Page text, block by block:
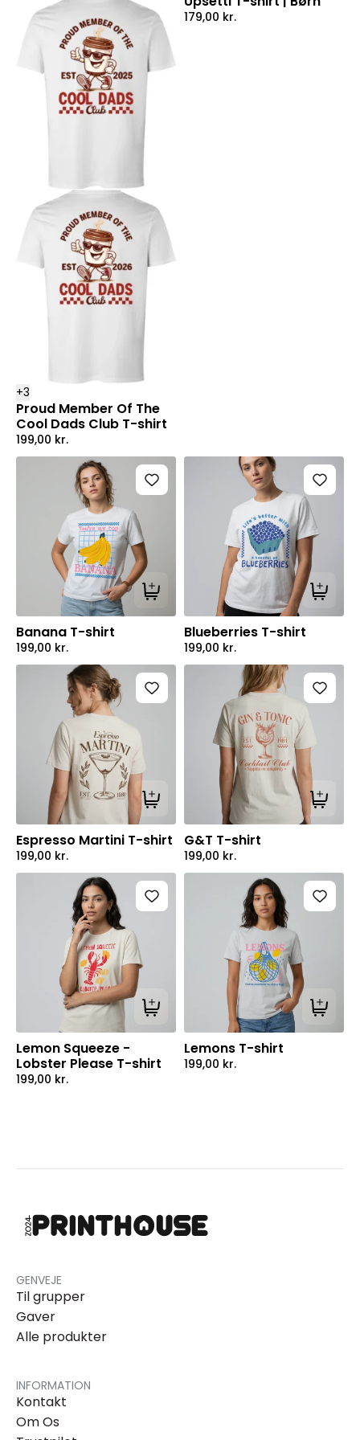
+3
Proud Member Of The
Cool Dads Club T-shirt
199,00 kr.
179,00 kr.
Tilføj til kurv
Banana T-shirt
199,00 kr.
Tilføj
Blueberries T-shirt
199,00 kr.
Tilføj til kurv
Espresso Martini T-shirt
199,00 kr.
Tilføj
G&T T-shirt
199,00 kr.
Tilføj til kurv
Lemon Squeeze -
Lobster Please T-shirt
199,00 kr.
Tilføj
Lemons T-shirt
199,00 kr.
GENVEJE
Til grupper
Gaver
Alle produkter
INFORMATION
Kontakt
Om Os